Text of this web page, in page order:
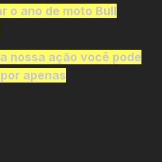
o ano de moto Bull
nossa ação você pode
apenas